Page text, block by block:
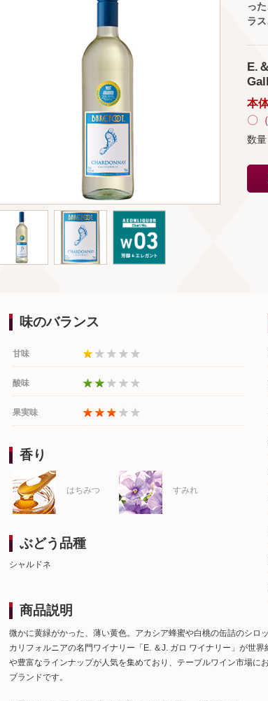
っ
ラ
E.
本
〇
数量
味のバランス
甘味
酸味
果実味
香り
はちみつ すみれ
ぶどう品種
シャルドネ
商品説明
微かに黄緑がかった、薄い黄色。アカシア蜂蜜や白桃の缶詰のシロ
カリフォルニアの名門ワイナリー「E. ＆J. ガロ ワイナリー」が世
や豊富なラインナップが人気を集めており、テーブルワイン市場に
ブランドです。